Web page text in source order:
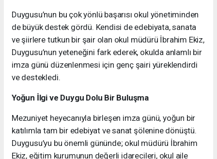
Duygusu’nun bu çok yönlü başarısı okul yönetiminden
de büyük destek gördü. Kendisi de edebiyata, sanata
ve şiirlere tutkun bir şair olan okul müdürü İbrahim Ekiz,
Duygusu’nun yeteneğini fark ederek, okulda anlamlı bir
imza günü düzenlenmesi için genç şairi yüreklendirdi
ve destekledi.
Yoğun İlgi ve Duygu Dolu Bir Buluşma
Mezuniyet heyecanıyla birleşen imza günü, yoğun bir
katılımla tam bir edebiyat ve sanat şölenine dönüştü.
Duygusu’yu bu önemli gününde; okul müdürü İbrahim
Ekiz, eğitim kurumunun değerli idarecileri, okul aile